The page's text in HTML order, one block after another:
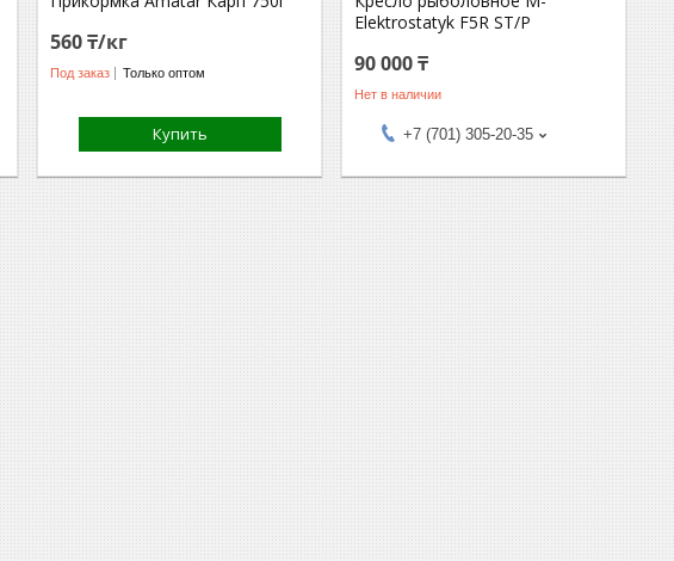
560 ₸/кг
Под заказ Только оптом
Купить
Elektrostatyk F5R ST/P
90 000 ₸
Нет в наличии
+7 (701) 305-20-35